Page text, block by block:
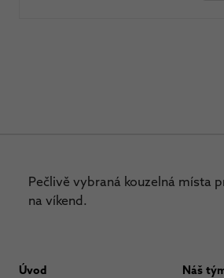
Pečlivě vybraná kouzelná místa
na víkend.
Úvod
Náš